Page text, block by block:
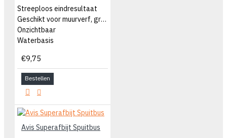
Streeploos eindresultaat
Geschikt voor muurverf, grondverf en aflak
Onzichtbaar
Waterbasis
€9,75
Bestellen
Avis Superafbijt Spuitbus